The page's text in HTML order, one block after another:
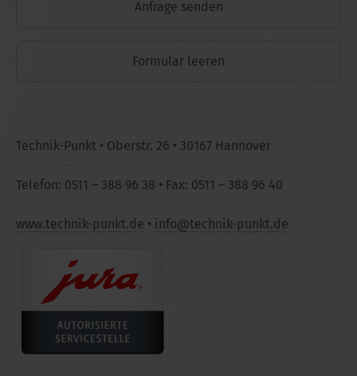
Technik-Punkt • Oberstr. 26 • 30167 Hannover
Telefon: 0511 – 388 96 38 • Fax: 0511 – 388 96 40
www.technik-punkt.de • info@technik-punkt.de